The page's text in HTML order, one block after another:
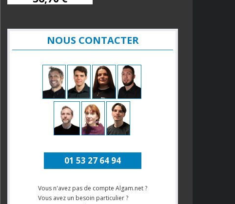
NOUS CONTACTER
01 53 27 64 94
Vous n'avez pas de compte Algam.net ?
Vous avez un besoin particulier ?